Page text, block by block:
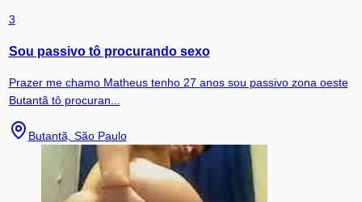
3
Sou passivo tô procurando sexo
Prazer me chamo Matheus tenho 27 anos sou passivo zona oeste
Butantã tô procuran...
Butantã, São Paulo